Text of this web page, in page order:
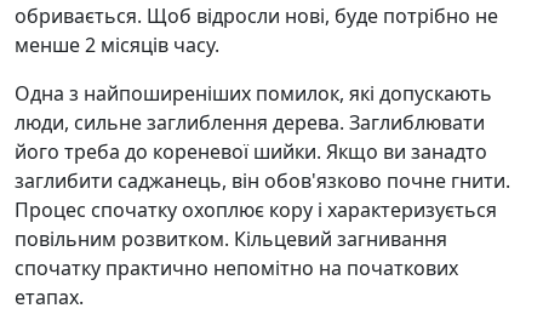
обривається. Щоб відросли нові, буде потрібно не
менше 2 місяців часу.
Одна з найпоширеніших помилок, які допускають
люди, сильне заглиблення дерева. Заглиблювати
його треба до кореневої шийки. Якщо ви занадто
заглибити саджанець, він обов'язково почне гнити.
Процес спочатку охоплює кору і характеризується
повільним розвитком. Кільцевий загнивання
спочатку практично непомітно на початкових
етапах.